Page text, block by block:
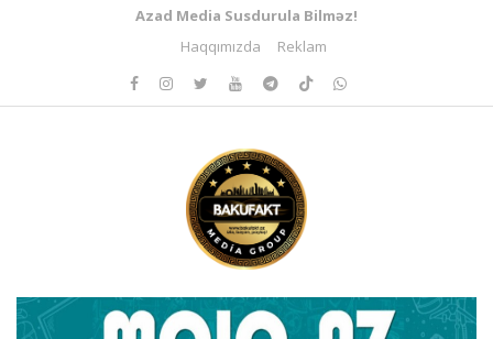
Azad Media Susdurula Bilməz!
Haqqımızda
Reklam